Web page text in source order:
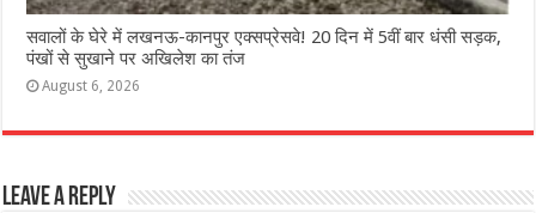
सवालों के घेरे में लखनऊ-कानपुर एक्सप्रेसवे! 20 दिन में 5वीं बार धंसी सड़क,
पंखों से सुखाने पर अखिलेश का तंज
August 6, 2026
Leave a Reply